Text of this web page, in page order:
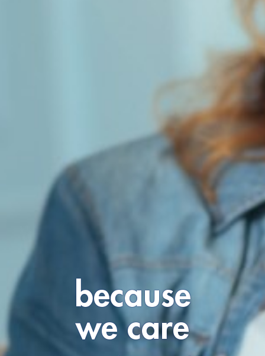
because
we care